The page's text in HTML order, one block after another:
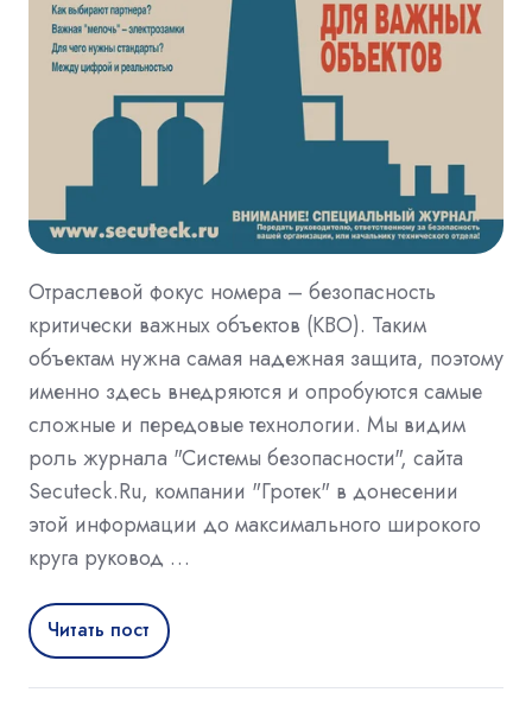
Отраслевой фокус номера – безопасность
критически важных объектов (КВО). Таким
объектам нужна самая надежная защита, поэтому
именно здесь внедряются и опробуются самые
сложные и передовые технологии. Мы видим
роль журнала "Системы безопасности", сайта
Secuteck.Ru, компании "Гротек" в донесении
этой информации до максимального широкого
круга руковод …
Читать пост